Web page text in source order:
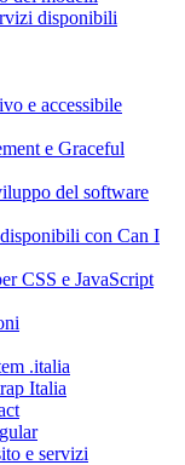
disponibili
e accessibile
e Graceful
del software
con Can I
CSS e JavaScript
.italia
Italia
e servizi